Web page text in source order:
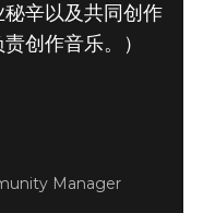
辛以及共同创作
创作音乐。）
Manager